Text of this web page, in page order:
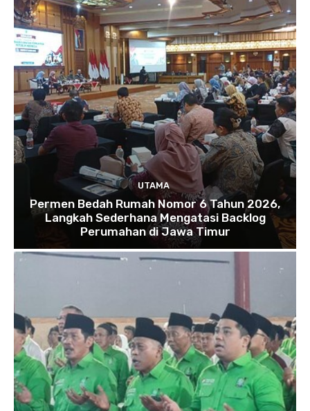
UTAMA
Permen Bedah Rumah Nomor 6 Tahun 2026,
Langkah Sederhana Mengatasi Backlog
Perumahan di Jawa Timur